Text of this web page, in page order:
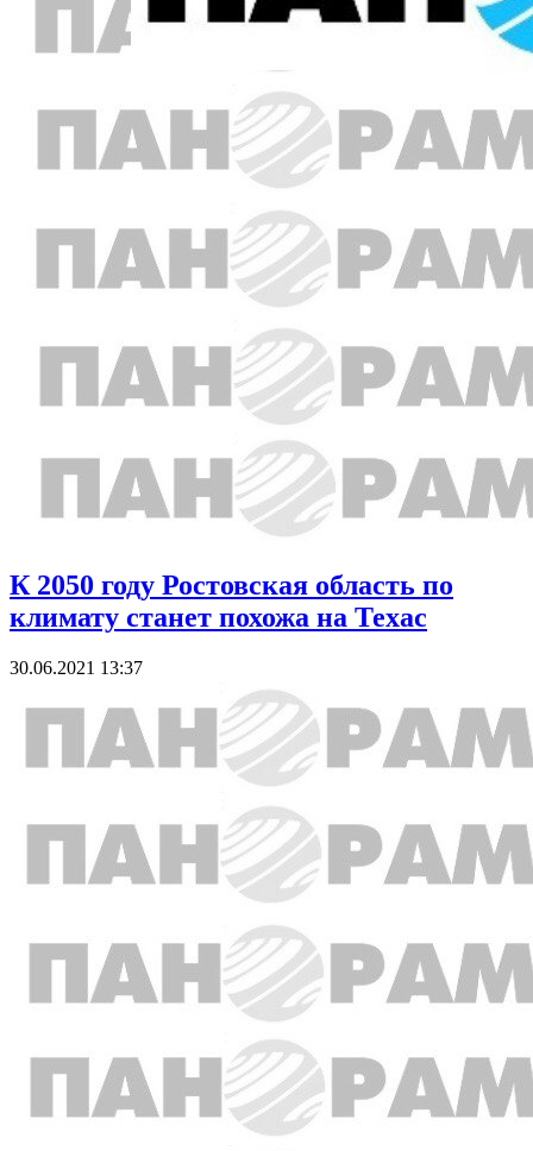
К 2050 году Ростовская область по
климату станет похожа на Техас
30.06.2021 13:37